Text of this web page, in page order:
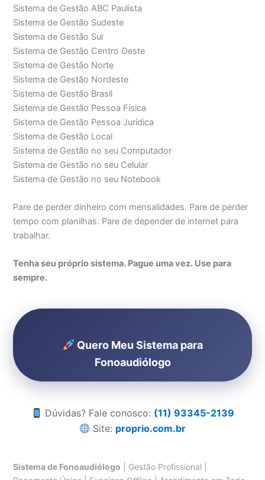
Sistema de Gestão ABC Paulista
Sistema de Gestão Sudeste
Sistema de Gestão Sul
Sistema de Gestão Centro Oeste
Sistema de Gestão Norte
Sistema de Gestão Nordeste
Sistema de Gestão Brasil
Sistema de Gestão Pessoa Física
Sistema de Gestão Pessoa Jurídica
Sistema de Gestão Local
Sistema de Gestão no seu Computador
Sistema de Gestão no seu Celular
Sistema de Gestão no seu Notebook
Pare de perder dinheiro com mensalidades. Pare de perder
tempo com planilhas. Pare de depender de internet para
trabalhar.
Tenha seu próprio sistema. Pague uma vez. Use para
sempre.
Quero Meu Sistema para
Fonoaudiólogo
Dúvidas? Fale conosco: (11) 93345-2139
Site: proprio.com.br
Sistema de Fonoaudiólogo | Gestão Profissional |